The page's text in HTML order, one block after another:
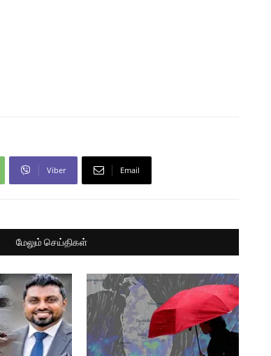
Viber Email
மேலும் செய்திகள்